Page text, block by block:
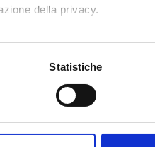
della privacy.
un'approssimazione di
Dichiarazione sui cookie.
Statistiche